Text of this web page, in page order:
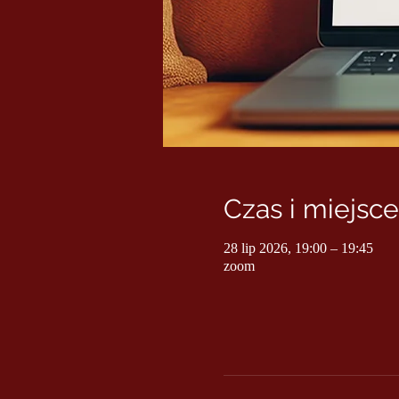
Czas i
28 lip 2026, 19:00 – 19:45
zoom